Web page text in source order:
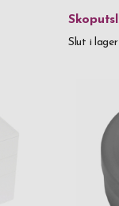
Slut i lager